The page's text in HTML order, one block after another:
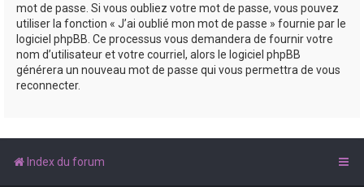
mot de passe. Si vous oubliez votre mot de passe, vous pouvez
utiliser la fonction « J’ai oublié mon mot de passe » fournie par le
logiciel phpBB. Ce processus vous demandera de fournir votre
nom d’utilisateur et votre courriel, alors le logiciel phpBB
générera un nouveau mot de passe qui vous permettra de vous
reconnecter.
Index du forum